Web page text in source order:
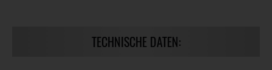
TECHNISCHE DATEN: